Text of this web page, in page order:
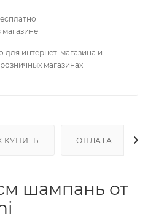
магазине
для интернет-магазина и
магазинах
КУПИТЬ ОПЛАТА
шампань от